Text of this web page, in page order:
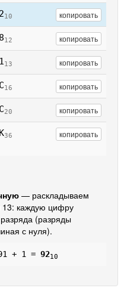
10 копировать
12 копировать
13 копировать
16 копировать
20 копировать
36 копировать
— раскладываем
13: каждую цифру
(разряды
с нуля).
+ 1 = 9210